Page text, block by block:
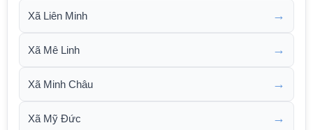
Xã Liên Minh →
Xã Mê Linh →
Xã Minh Châu →
Xã Mỹ Đức →